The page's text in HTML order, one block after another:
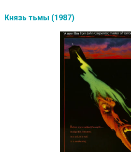
Князь тьмы (1987)